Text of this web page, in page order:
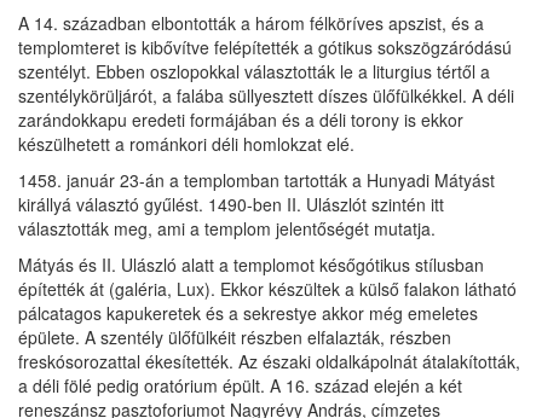
A 14. században elbontották a három félköríves apszist, és a
templomteret is kibővítve felépítették a gótikus sokszögzáródású
szentélyt. Ebben oszlopokkal választották le a liturgius tértől a
szentélykörüljárót, a falába süllyesztett díszes ülőfülkékkel. A déli
zarándokkapu eredeti formájában és a déli torony is ekkor
készülhetett a románkori déli homlokzat elé.
1458. január 23-án a templomban tartották a Hunyadi Mátyást
királlyá választó gyűlést. 1490-ben II. Ulászlót szintén itt
választották meg, ami a templom jelentőségét mutatja.
Mátyás és II. Ulászló alatt a templomot későgótikus stílusban
építették át (galéria, Lux). Ekkor készültek a külső falakon látható
pálcatagos kapukeretek és a sekrestye akkor még emeletes
épülete. A szentély ülőfülkéit részben elfalazták, részben
freskósorozattal ékesítették. Az északi oldalkápolnát átalakították,
a déli fölé pedig oratórium épült. A 16. század elején a két
reneszánsz pasztoforiumot Nagyrévy András, címzetes